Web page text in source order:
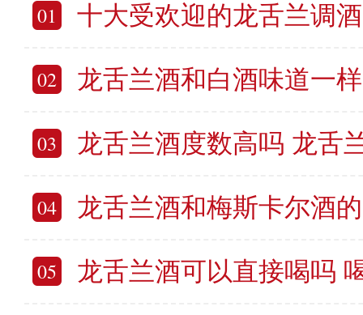
01 十大受欢迎的龙舌兰调酒 10款以龙
02 龙舌兰酒和白酒味道一样吗 龙舌
03 龙舌兰酒度数高吗 龙舌兰
04 龙舌兰酒和梅斯卡尔酒的区别 龙舌
05 龙舌兰酒可以直接喝吗 喝